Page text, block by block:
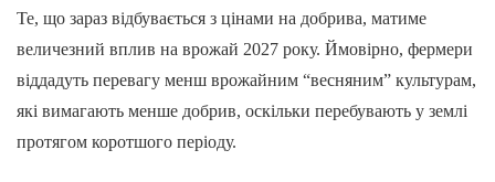
Те, що зараз відбувається з цінами на добрива, матиме
величезний вплив на врожай 2027 року. Ймовірно, фермери
віддадуть перевагу менш врожайним “весняним” культурам,
які вимагають менше добрив, оскільки перебувають у землі
протягом коротшого періоду.